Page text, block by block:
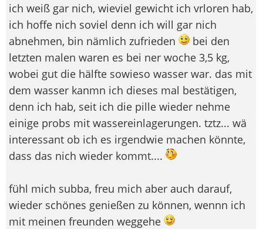
ich weiß gar nich, wieviel gewicht ich vrloren hab,
ich hoffe nich soviel denn ich will gar nich
abnehmen, bin nämlich zufrieden
bei den
letzten malen waren es bei ner woche 3,5 kg,
wobei gut die hälfte sowieso wasser war. das mit
dem wasser kanmn ich dieses mal bestätigen,
denn ich hab, seit ich die pille wieder nehme
einige probs mit wassereinlagerungen. tztz... wä
interessant ob ich es irgendwie machen könnte,
dass das nich wieder kommt....
fühl mich subba, freu mich aber auch darauf,
wieder schönes genießen zu können, wennn ich
mit meinen freunden weggehe